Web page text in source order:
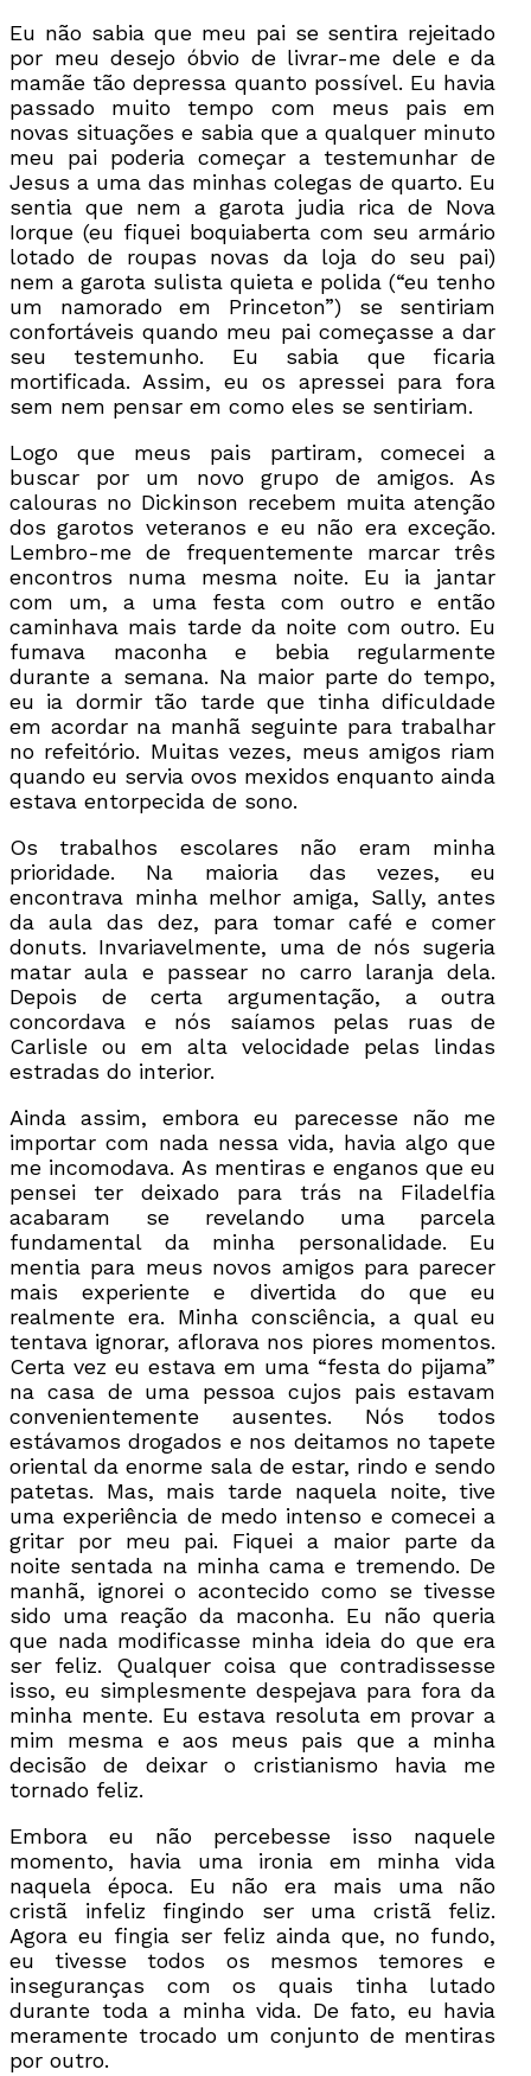
Eu não sabia que meu pai se sentira rejeitado
por meu desejo óbvio de livrar-me dele e da
mamãe tão depressa quanto possível. Eu havia
passado muito tempo com meus pais em
novas situações e sabia que a qualquer minuto
meu pai poderia começar a testemunhar de
Jesus a uma das minhas colegas de quarto. Eu
sentia que nem a garota judia rica de Nova
Iorque (eu fiquei boquiaberta com seu armário
lotado de roupas novas da loja do seu pai)
nem a garota sulista quieta e polida (“eu tenho
um namorado em Princeton”) se sentiriam
confortáveis quando meu pai começasse a dar
seu testemunho. Eu sabia que ficaria
mortificada. Assim, eu os apressei para fora
sem nem pensar em como eles se sentiriam.
Logo que meus pais partiram, comecei a
buscar por um novo grupo de amigos. As
calouras no Dickinson recebem muita atenção
dos garotos veteranos e eu não era exceção.
Lembro-me de frequentemente marcar três
encontros numa mesma noite. Eu ia jantar
com um, a uma festa com outro e então
caminhava mais tarde da noite com outro. Eu
fumava maconha e bebia regularmente
durante a semana. Na maior parte do tempo,
eu ia dormir tão tarde que tinha dificuldade
em acordar na manhã seguinte para trabalhar
no refeitório. Muitas vezes, meus amigos riam
quando eu servia ovos mexidos enquanto ainda
estava entorpecida de sono.
Os trabalhos escolares não eram minha
prioridade. Na maioria das vezes, eu
encontrava minha melhor amiga, Sally, antes
da aula das dez, para tomar café e comer
donuts. Invariavelmente, uma de nós sugeria
matar aula e passear no carro laranja dela.
Depois de certa argumentação, a outra
concordava e nós saíamos pelas ruas de
Carlisle ou em alta velocidade pelas lindas
estradas do interior.
Ainda assim, embora eu parecesse não me
importar com nada nessa vida, havia algo que
me incomodava. As mentiras e enganos que eu
pensei ter deixado para trás na Filadelfia
acabaram se revelando uma parcela
fundamental da minha personalidade. Eu
mentia para meus novos amigos para parecer
mais experiente e divertida do que eu
realmente era. Minha consciência, a qual eu
tentava ignorar, aflorava nos piores momentos.
Certa vez eu estava em uma “festa do pijama”
na casa de uma pessoa cujos pais estavam
convenientemente ausentes. Nós todos
estávamos drogados e nos deitamos no tapete
oriental da enorme sala de estar, rindo e sendo
patetas. Mas, mais tarde naquela noite, tive
uma experiência de medo intenso e comecei a
gritar por meu pai. Fiquei a maior parte da
noite sentada na minha cama e tremendo. De
manhã, ignorei o acontecido como se tivesse
sido uma reação da maconha. Eu não queria
que nada modificasse minha ideia do que era
ser feliz. Qualquer coisa que contradissesse
isso, eu simplesmente despejava para fora da
minha mente. Eu estava resoluta em provar a
mim mesma e aos meus pais que a minha
decisão de deixar o cristianismo havia me
tornado feliz.
Embora eu não percebesse isso naquele
momento, havia uma ironia em minha vida
naquela época. Eu não era mais uma não
cristã infeliz fingindo ser uma cristã feliz.
Agora eu fingia ser feliz ainda que, no fundo,
eu tivesse todos os mesmos temores e
inseguranças com os quais tinha lutado
durante toda a minha vida. De fato, eu havia
meramente trocado um conjunto de mentiras
por outro.